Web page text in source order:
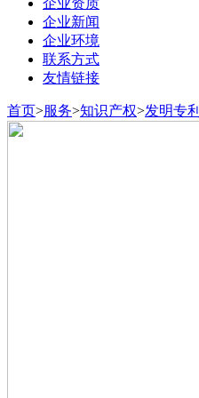
企业资质
企业新闻
企业环境
联系方式
友情链接
首页>服务>知识产权>发明专利